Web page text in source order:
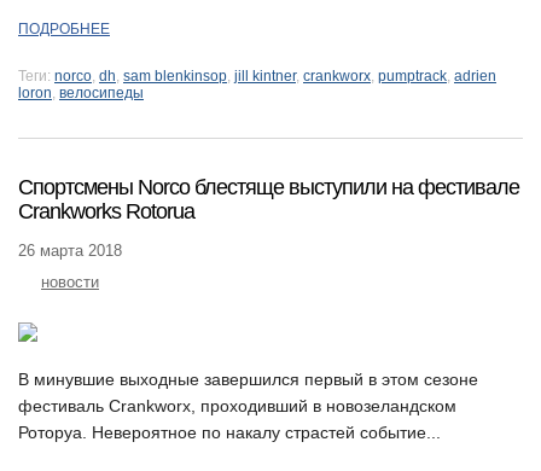
ПОДРОБНЕЕ
Теги: norco, dh, sam blenkinsop, jill kintner, crankworx, pumptrack, adrien
loron, велосипеды
Спортсмены Norco блестяще выступили на фестивале
Crankworks Rotorua
26 марта 2018
новости
В минувшие выходные завершился первый в этом сезоне
фестиваль Crankworx, проходивший в новозеландском
Роторуа. Невероятное по накалу страстей событие...